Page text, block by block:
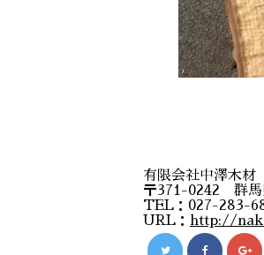
有限会社中澤木材
〒371-0242 群馬
TEL：027-283-
URL： http://